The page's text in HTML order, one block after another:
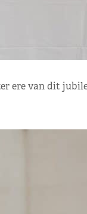
ere van dit